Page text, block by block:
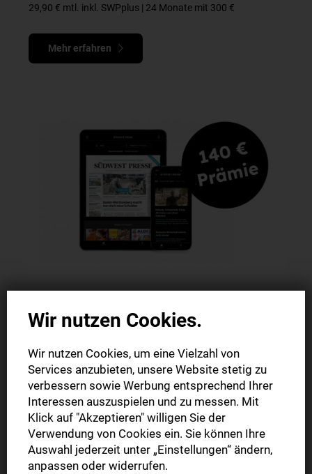
29,90 € mtl. inkl. SWPplus | 24 Monate mit 300 €
Mehr erfahren
Digitale Zeitung
Mehr erfahren
Wir nutzen Cookies.
Wir nutzen Cookies, um eine Vielzahl von
Services anzubieten, unsere Website stetig zu
verbessern sowie Werbung entsprechend Ihrer
Interessen auszuspielen und zu messen. Mit
Klick auf "Akzeptieren" willigen Sie der
Verwendung von Cookies ein. Sie können Ihre
Auswahl jederzeit unter „Einstellungen“ ändern,
anpassen oder widerrufen.